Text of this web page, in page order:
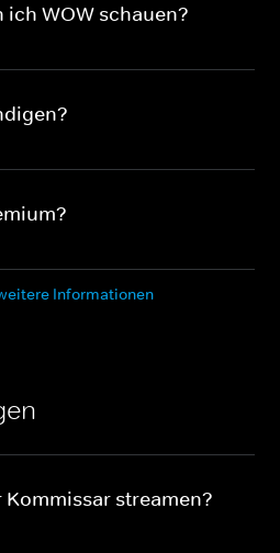
ich WOW schauen?
Informationen
streamen?